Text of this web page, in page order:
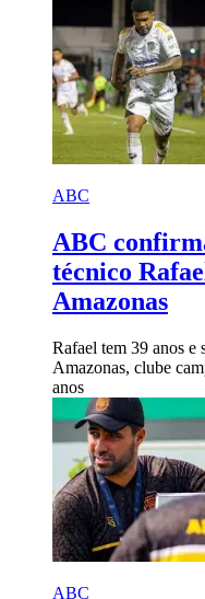
ABC
ABC
técnico
Amazonas
Rafael tem 39 anos
Amazonas, clube
anos
ABC